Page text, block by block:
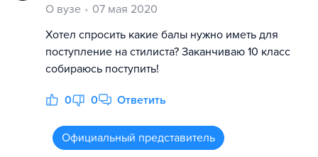
О вузе
07 мая 2020
Хотел спросить какие балы нужно иметь для
поступление на стилиста? Заканчиваю 10 класс
собираюсь поступить!
0 0 Ответить
Официальный представитель